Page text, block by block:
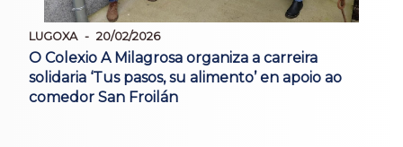
LUGOXA 20/02/2026
O Colexio A Milagrosa organiza a carreira
solidaria ‘Tus pasos, su alimento’ en apoio ao
comedor San Froilán